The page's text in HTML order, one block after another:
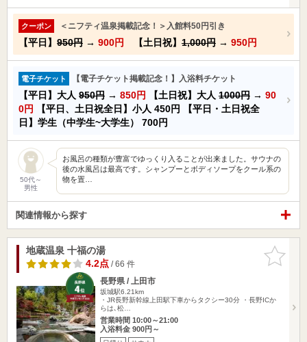
クーポン ＜ニフティ温泉掲載記念！＞入館料50円引き
【平日】 950円 → 900円 【土日祝】 1,000円 → 950円
電子チケット 【電子チケット掲載記念！】入浴料チケット
【平日】大人 950円 → 850円 【土日祝】大人 1000円 → 90
0円
【平日、土日祝全日】小人 450円
【平日・土日祝全
日】学生（中学生~大学生） 700円
50代～
男性
お風呂の種類が豊富でゆっくり入ることが出来ました。サウナの
後の水風呂は最高です。シャンプーとボディソープをクール系の
物を置…
関連情報から探す
お気に入
りに追加
地蔵温泉 十福の湯
4.2点/ 66 件
長野県 / 上田市
坂城駅6.21km
・JR長野新幹線上田駅下車からタクシー30分 ・長野ICか
らは､松…
営業時間 10:00～21:00
入浴料金 900円～